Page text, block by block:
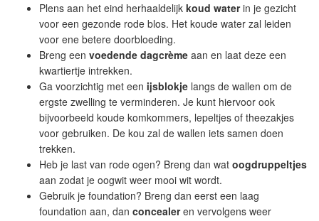
Plens aan het eind herhaaldelijk koud waterin je gezicht
voor een gezonde rode blos. Het koude water zal leiden
voor ene betere doorbloeding.
Breng een voedende dagcrème aan en laat deze een
kwartiertje intrekken.
Ga voorzichtig met een ijsblokje langs de wallen om de
ergste zwelling te verminderen. Je kunt hiervoor ook
bijvoorbeeld koude komkommers, lepeltjes of theezakjes
voor gebruiken. De kou zal de wallen iets samen doen
trekken.
Heb je last van rode ogen? Breng dan wat oogdruppeltjes
aan zodat je oogwit weer mooi wit wordt.
Gebruik je foundation? Breng dan eerst een laag
foundation aan, dan concealeren vervolgens weer